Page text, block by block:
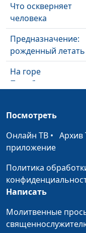
Что оскверняет
человека
Предназначение:
рожденный летать
На горе
Преображения
совершенству
Пасха — Христос,
закланный за нас
Мы — дети, мы —
боги
бури, если в
Иисус
Посмотреть
Онлайн ТВ • Архив
приложение
Политика
Написать
Молитвенные